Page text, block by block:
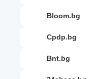
bloom.bg
cpdp.bg
bnt.bg